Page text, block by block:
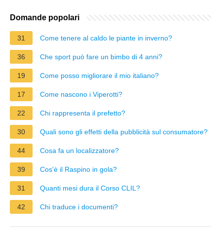
Domande popolari
31 Come tenere al caldo le piante in inverno?
36 Che sport può fare un bimbo di 4 anni?
19 Come posso migliorare il mio italiano?
17 Come nascono i Viperotti?
22 Chi rappresenta il prefetto?
30 Quali sono gli effetti della pubblicità sul consumatore?
44 Cosa fa un localizzatore?
39 Cos'è il Raspino in gola?
31 Quanti mesi dura il Corso CLIL?
42 Chi traduce i documenti?